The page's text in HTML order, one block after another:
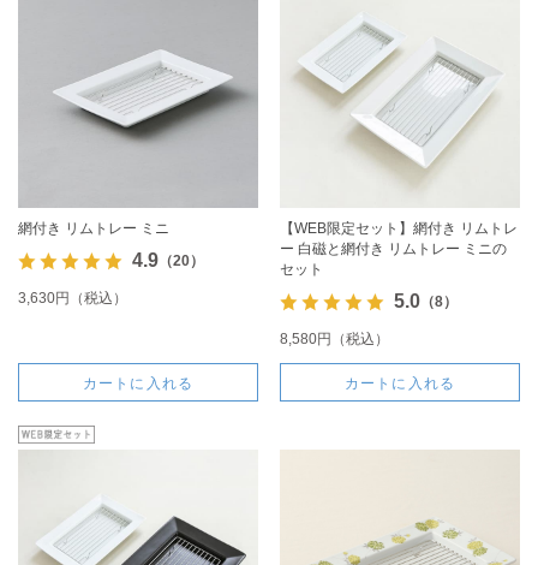
網付き リムトレー ミニ
4.9（20）
3,630円（税込）
カートに入れる
【WEB限定セット】網付き リムトレ
ー 白磁と網付き リムトレー ミニの
セット
5.0（8）
8,580円（税込）
カートに入れる